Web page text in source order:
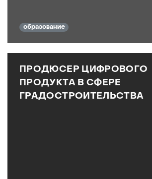
образование
ПРОДЮСЕР ЦИФРОВОГО
ПРОДУКТА В СФЕРЕ
ГРАДОСТРОИТЕЛЬСТВА